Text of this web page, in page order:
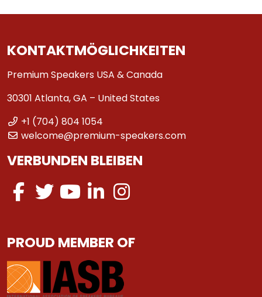
KONTAKTMÖGLICHKEITEN
Premium Speakers USA & Canada
30301 Atlanta, GA – United States
+1 (704) 804 1054
welcome@premium-speakers.com
VERBUNDEN BLEIBEN
PROUD MEMBER OF